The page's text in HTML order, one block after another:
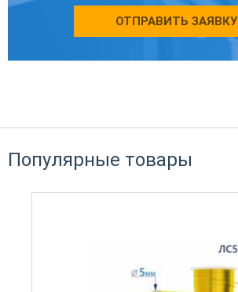
ОТПРАВИТЬ ЗАЯВКУ
Популярные товары